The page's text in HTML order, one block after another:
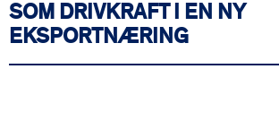
SOM DRIVKRAFT I EN NY
EKSPORTNÆRING